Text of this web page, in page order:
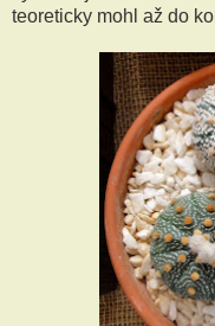
teoreticky mohl až do